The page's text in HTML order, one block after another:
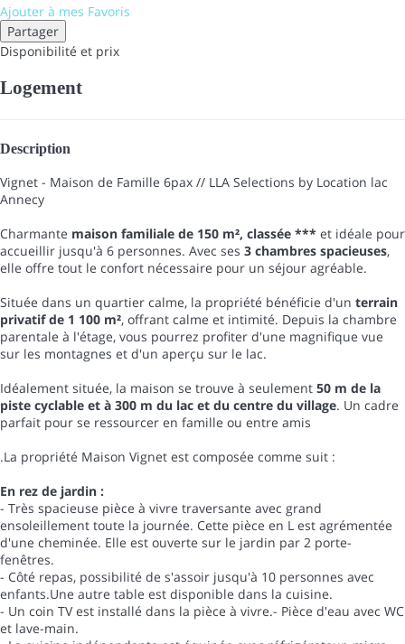
Ajouter à mes Favoris
Partager
Disponibilité et prix
Logement
Description
Vignet - Maison de Famille 6pax // LLA Selections by Location lac
Annecy
Charmante maison familiale de 150 m², classée *** et idéale pour
accueillir jusqu'à 6 personnes. Avec ses 3 chambres spacieuses,
elle offre tout le confort nécessaire pour un séjour agréable.
Située dans un quartier calme, la propriété bénéficie d'un terrain
privatif de 1 100 m², offrant calme et intimité. Depuis la chambre
parentale à l'étage, vous pourrez profiter d'une magnifique vue
sur les montagnes et d'un aperçu sur le lac.
Idéalement située, la maison se trouve à seulement 50 m de la
piste cyclable et à 300 m du lac et du centre du village. Un cadre
parfait pour se ressourcer en famille ou entre amis
.La propriété Maison Vignet est composée comme suit :
En rez de jardin :
- Très spacieuse pièce à vivre traversante avec grand
ensoleillement toute la journée. Cette pièce en L est agrémentée
d'une cheminée. Elle est ouverte sur le jardin par 2 porte-
fenêtres.
- Côté repas, possibilité de s'assoir jusqu'à 10 personnes avec
enfants.Une autre table est disponible dans la cuisine.
- Un coin TV est installé dans la pièce à vivre.- Pièce d'eau avec WC
et lave-main.